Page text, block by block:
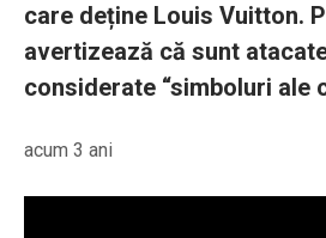
care deține Louis Vuitton.
avertizează că sunt
considerate “simboluri ale
acum 3 ani